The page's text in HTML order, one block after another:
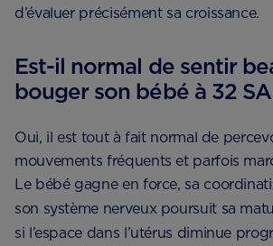
d’évaluer précisément sa croissance.
Est-il normal de sentir
bouger son bébé à 32
Oui, il est tout à fait normal de
mouvements fréquents et parfois
Le bébé gagne en force, sa
son système nerveux poursuit sa
si l’espace dans l’utérus diminue